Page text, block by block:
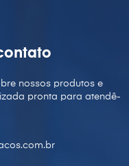
nossos produtos e
pronta para atendê-